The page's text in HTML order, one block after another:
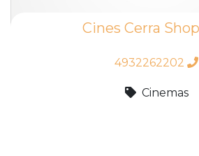
Cines Cerra
4932262202
Cinemas